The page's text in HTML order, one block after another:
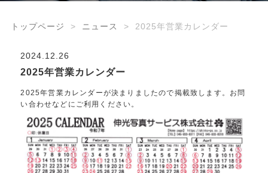
トップページ ニュース 2025年営業カレンダー
2024.12.26
2025年営業カレンダー
2025年営業カレンダーが決まりましたので掲載致します。お問
い合わせなどにご利用ください。